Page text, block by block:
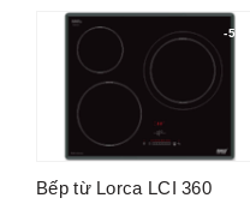
-55%
Bếp từ Lorca LCI 360